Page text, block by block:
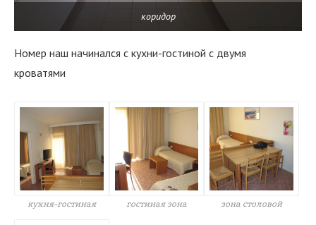
коридор
Номер наш начинался с кухни-гостиной с двумя
кроватями
кухня-гостиная гостиная зона зона столовой